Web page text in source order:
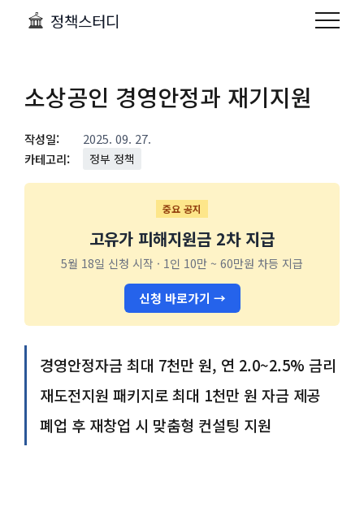
정책스터디
소상공인 경영안정과 재기지원
작성일:
2025. 09. 27.
카테고리:
정부 정책
중요 공지
고유가 피해지원금 2차 지급
5월 18일 신청 시작 · 1인 10만 ~ 60만원 차등 지급
신청 바로가기 →
경영안정자금 최대 7천만 원, 연 2.0~2.5% 금리
재도전지원 패키지로 최대 1천만 원 자금 제공
폐업 후 재창업 시 맞춤형 컨설팅 지원